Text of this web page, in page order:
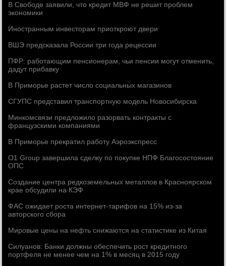
В Свободе заявили, что кредит МВФ не решит проблем
экономики
Иностранным инвесторам приоткроют двери
ВШЭ предсказала России три года рецессии
ПФР: работающим пенсионерам, чьи пенсии могут отменить,
дадут прибавку
В Приморье растет число социальных магазинов
СГУПС представил транспортную модель Новосибирска
Минкомсвязи предложило разорвать контракты с
французскими компаниями
В Приморье прекратил работу Аэроэкспресс
O1 Group завершила сделку по покупке НПФ Благосостояние
ОПС
Создание центра редкоземельных металлов в Красноярском
крае обсудили на КЭФ
ФАС ожидает роста интернет-тарифов на 15% из-за
авторского сбора
Мировые цены на нефть снижаются на статистике из Китая
Силуанов: Банки должны обеспечить рост кредитного
портфеля не менее чем на 1% в месяц в 2015 году